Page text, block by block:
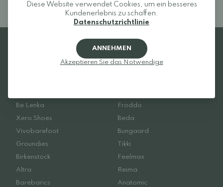
Be Lenka
Froddo
Xero Shoes
Beda
Vivobarefoot
Bungaard
Groundies
Tikki
Birkenstock
Feelmax
Altra
Reima
Barebarics
Anatomic
Diese Website verwendet Cookies, um ein besseres
Kundenerlebnis zu schaffen.
Datenschutzrichtlinie
ANNEHMEN
Akzeptieren Sie das Notwendige